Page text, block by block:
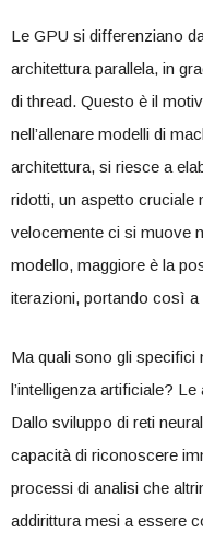
Le GPU‍ si differenziano
architettura parallela, in
di thread. ⁢Questo è⁣ il⁣
⁤nell’allenare modelli ‍di
architettura, si ‌riesce a
ridotti, un aspetto cruciale
velocemente⁢ ci si muove⁢
modello, maggiore⁤ è la
iterazioni, portando così a
Ma quali sono gli ⁢specifici
l’intelligenza ⁣artificiale?
Dallo sviluppo di reti
capacità di ​riconoscere
processi di ⁣analisi⁤ che
⁢addirittura mesi a ⁤essere